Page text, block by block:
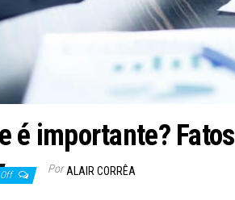
é importante?
Off Por ALAIR CORRÊA